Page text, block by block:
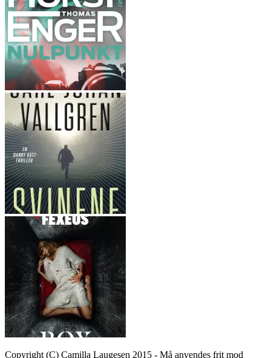
Copyright (C) Camilla Laugesen 2015 - Må anvendes frit mod